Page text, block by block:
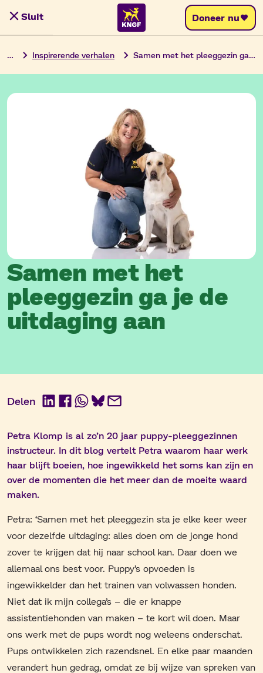
naar
inhoud
Menu Doneer nu
Sluit
… Inspirerende verhalen Samen met het pleeggezin ga je de uitdaging aan
Samen met het
pleeggezin ga je de
uitdaging aan
Delen
LinkedIn
Facebook
WhatsApp
BlueSky
E-
Petra Klomp is al zo’n 20 jaar puppy-pleeggezinnen
instructeur. In dit blog vertelt Petra waarom haar werk
haar blijft boeien, hoe ingewikkeld het soms kan zijn en
over de momenten die het meer dan de moeite waard
maken.
Petra: ‘Samen met het pleeggezin sta je elke keer weer
voor dezelfde uitdaging: alles doen om de jonge hond
zover te krijgen dat hij naar school kan. Daar doen we
allemaal ons best voor. Puppy’s opvoeden is
ingewikkelder dan het trainen van volwassen honden.
Niet dat ik mijn collega’s – die er knappe
assistentiehonden van maken – te kort wil doen. Maar
ons werk met de pups wordt nog weleens onderschat.
Pups ontwikkelen zich razendsnel. En elke paar maanden
verandert hun gedrag, omdat ze bij wijze van spreken van